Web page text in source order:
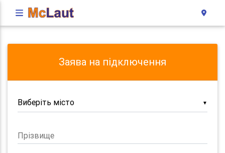
Заява на підключення
▼
Прізвище